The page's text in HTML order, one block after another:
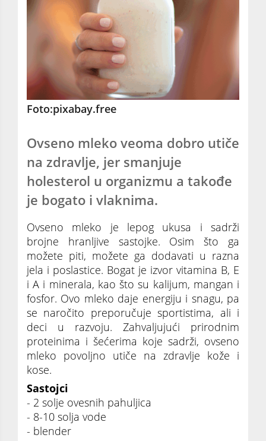
Foto:pixabay.free
Ovseno mleko veoma dobro utiče
na zdravlje, jer smanjuje
holesterol u organizmu a takođe
je bogato i vlaknima.
Ovseno mleko je lepog ukusa i sadrži
brojne hranljive sastojke. Osim što ga
možete piti, možete ga dodavati u razna
jela i poslastice. Bogat je izvor vitamina B, E
i A i minerala, kao što su kalijum, mangan i
fosfor. Ovo mleko daje energiju i snagu, pa
se naročito preporučuje sportistima, ali i
deci u razvoju. Zahvaljujući prirodnim
proteinima i šećerima koje sadrži, ovseno
mleko povoljno utiče na zdravlje kože i
kose.
Sastojci
- 2 solje ovesnih pahuljica
- 8-10 solja vode
- blender